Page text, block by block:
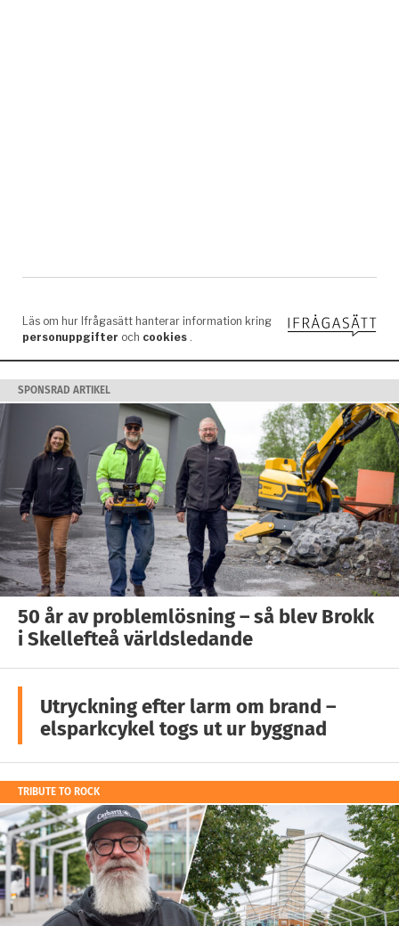
SPONSRAD ARTIKEL
50 år av problemlösning – så blev Brokk
i Skellefteå världsledande
Utryckning efter larm om brand –
elsparkcykel togs ut ur byggnad
TRIBUTE TO ROCK